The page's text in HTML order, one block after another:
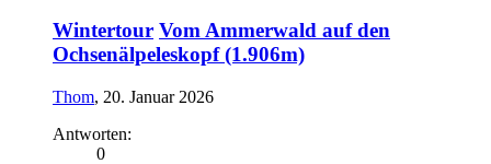
Wintertour Vom Ammerwald auf den
Ochsenälpeleskopf (1.906m)
Thom, 20. Januar 2026
Antworten:
0